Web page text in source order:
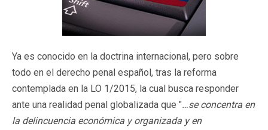
Ya es conocido en la doctrina internacional, pero sobre
todo en el derecho penal español, tras la reforma
contemplada en la LO 1/2015, la cual busca responder
ante una realidad penal globalizada que "…se concentra en
la delincuencia económica y organizada y en